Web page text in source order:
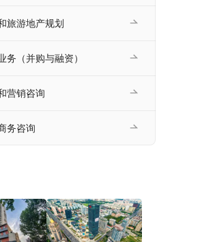
旅游地产规划
务（并购与融资）
营销咨询
务咨询